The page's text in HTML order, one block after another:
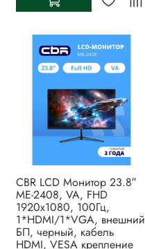
CBR LCD Монитор 23.8″
ME-2408, VA, FHD
1920x1080, 100Гц,
1*HDMI/1*VGA, внешний
БП, черный, кабель
HDMI, VESA крепление